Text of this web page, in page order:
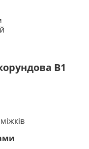
B1